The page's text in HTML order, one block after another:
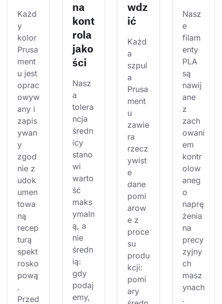
Każd
y
kolor
Prusa
ment
u jest
oprac
owyw
any i
zapis
ywan
y
zgod
nie z
udok
umen
towa
ną
recep
turą
spekt
rosko
pową
.
Przed
na
kont
rola
jako
ści
Nasz
a
tolera
ncja
średn
icy
stano
wi
warto
ść
maks
ymaln
ą, a
nie
średn
ią:
gdy
podaj
emy,
wdz
ić
Każd
a
szpul
a
Prusa
ment
u
zawie
ra
rzecz
ywist
e
dane
pomi
arow
e z
proce
su
produ
kcji:
pomi
ary
Nasz
e
filam
enty
PLA
są
nawij
ane
z
zach
owani
em
kontr
olow
aneg
o
naprę
żenia
na
precy
zyjny
ch
masz
ynach
.